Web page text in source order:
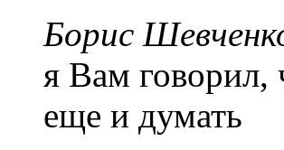
Борис
я Вам говорил,
еще и думать